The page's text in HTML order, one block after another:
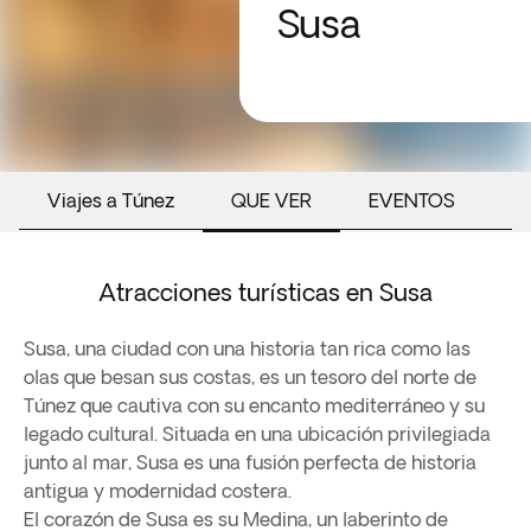
Susa
Viajes a Túnez QUE VER EVENTOS
Atracciones turísticas en Susa
Susa, una ciudad con una historia tan rica como las
olas que besan sus costas, es un tesoro del norte de
Túnez que cautiva con su encanto mediterráneo y su
legado cultural. Situada en una ubicación privilegiada
junto al mar, Susa es una fusión perfecta de historia
antigua y modernidad costera.
El corazón de Susa es su Medina, un laberinto de